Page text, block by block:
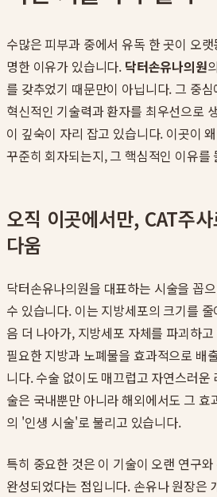
수많은 피부과 중에서 유독 한 곳이 오
명한 이유가 있습니다. 닥터손유나의원
를 갖추었기 때문만이 아닙니다. 그 중
혁신적인 기술력과 환자를 최우선으로
이 깊숙이 자리 잡고 있습니다. 이곳이
꾸준히 회자되는지, 그 핵심적인 이유를
오직 이곳에서만, CAT주
다움
닥터손유나의원을 대표하는 시술을 꼽
수 있습니다. 이는 지방세포의 크기를
음 더 나아가, 지방세포 자체를 파괴하
필요한 지방과 노폐물을 효과적으로 배
니다. 수술 없이도 매끄럽고 자연스러운
술은 국내뿐만 아니라 해외에서도 그
의 '인생 시술'로 불리고 있습니다.
특히 중요한 것은 이 기술이 오랜 연구
완성되었다는 점입니다. 손유나 원장은